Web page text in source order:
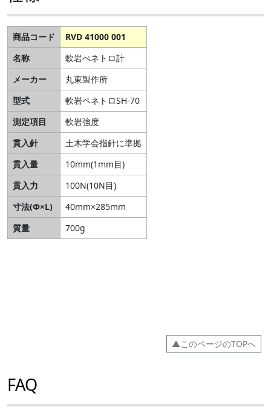
商品コード
RVD 41000 001
名称
軟岩ぺネトロ計
メーカー
丸東製作所
型式
軟岩ペネトロSH-70
測定項目
軟岩強度
貫入針
土木学会指針に準拠
貫入量
10mm(1mm目)
貫入力
100N(10N目)
寸法(Φ×L)
40mm×285mm
質量
700g
▲このページのTOPへ
FAQ